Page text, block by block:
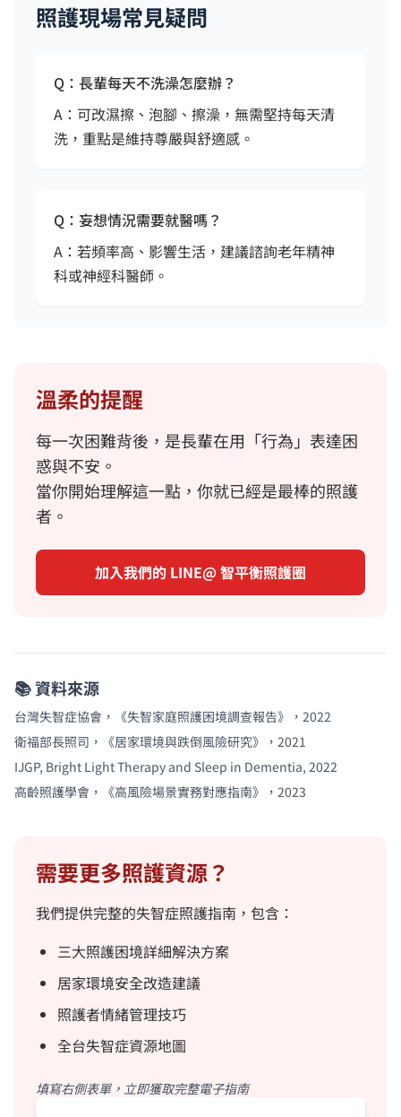
照護現場常見疑問
Q：長輩每天不洗澡怎麼辦？
A：可改濕擦、泡腳、擦澡，無需堅持每天清
洗，重點是維持尊嚴與舒適感。
Q：妄想情況需要就醫嗎？
A：若頻率高、影響生活，建議諮詢老年精神
科或神經科醫師。
溫柔的提醒
每一次困難背後，是長輩在用「行為」表達困
惑與不安。
當你開始理解這一點，你就已經是最棒的照護
者。
加入我們的 LINE@ 智平衡照護圈
📚 資料來源
台灣失智症協會，《失智家庭照護困境調查報告》，2022
衛福部長照司，《居家環境與跌倒風險研究》，2021
IJGP, Bright Light Therapy and Sleep in Dementia, 2022
高齡照護學會，《高風險場景實務對應指南》，2023
需要更多照護資源？
我們提供完整的失智症照護指南，包含：
三大照護困境詳細解決方案
居家環境安全改造建議
照護者情緒管理技巧
全台失智症資源地圖
填寫右側表單，立即獲取完整電子指南